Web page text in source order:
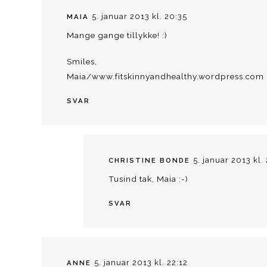
MAIA 5. januar 2013 kl. 20:35
Mange gange tillykke! :)
Smiles,
Maia/www.fitskinnyandhealthy.wordpress.com
SVAR
CHRISTINE BONDE 5. januar 2013 kl.
Tusind tak, Maia :-)
SVAR
ANNE 5. januar 2013 kl. 22:12